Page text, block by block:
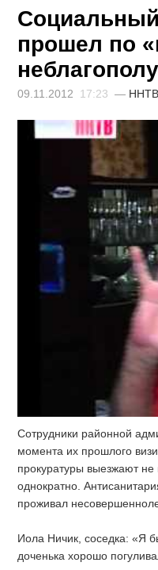
прошел по
09.11.2012 17:23 —
Сотрудники районной
момента их прошлого
прокуратуры выезжают
однократно.
проживал
Иола Ничик, соседка: «Я
доченька хорошо